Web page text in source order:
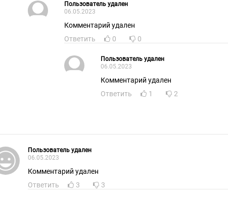
Пользователь удален
06.05.2023
Комментарий удален
Ответить
0 0
Пользователь удален
06.05.2023
Комментарий удален
Ответить
1 2
Пользователь удален
06.05.2023
Комментарий удален
Ответить
3 3